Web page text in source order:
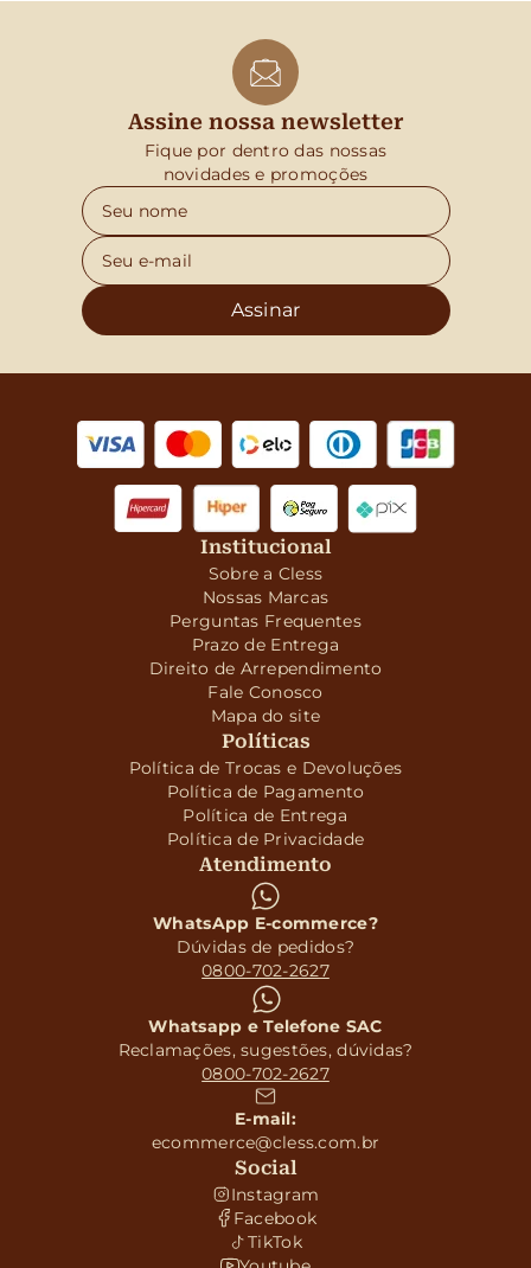
Assine nossa newsletter
Fique por dentro das nossas
novidades e promoções
Assinar
Institucional
Sobre a Cless
Nossas Marcas
Perguntas Frequentes
Prazo de Entrega
Direito de Arrependimento
Fale Conosco
Mapa do site
Políticas
Política de Trocas e Devoluções
Política de Pagamento
Política de Entrega
Política de Privacidade
Atendimento
WhatsApp E-commerce?
Dúvidas de pedidos?
0800-702-2627
Whatsapp e Telefone SAC
Reclamações, sugestões, dúvidas?
0800-702-2627
E-mail:
ecommerce@cless.com.br
Social
Instagram
Facebook
TikTok